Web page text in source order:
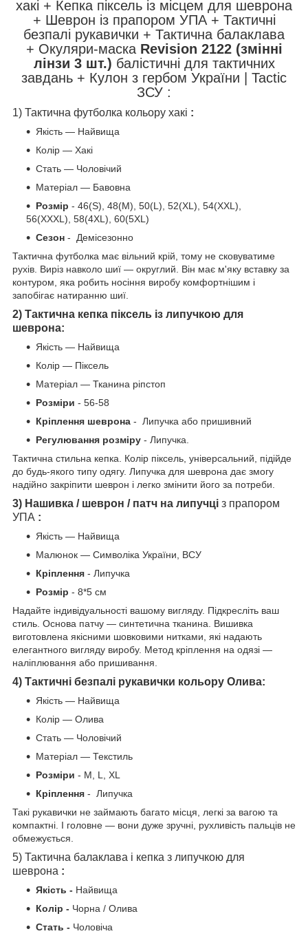
хакі + Кепка піксель із місцем для шеврона
+ Шеврон із прапором УПА + Тактичні
безпалі рукавички + Тактична балаклава
+ Окуляри-маска Revision 2122 (змінні
лінзи 3 шт.) балістичні для тактичних
завдань + Кулон з гербом України
Tactic
ЗСУ :
1) Тактична футболка кольору хакі :
Якість — Найвища
Колір — Хакі
Стать — Чоловічий
Матеріал — Бавовна
Розмір - 46(S), 48(М), 50(L), 52(XL), 54(XXL),
56(XXXL), 58(4XL), 60(5XL)
Сезон - Демісезонно
Тактична футболка має вільний крій, тому не сковуватиме
рухів. Виріз навколо шиї — округлий. Він має м'яку вставку за
контуром, яка робить носіння виробу комфортнішим і
запобігає натиранню шиї.
2) Тактична кепка піксель із липучкою для
шеврона:
Якість — Найвища
Колір — Піксель
Матеріал — Тканина ріпстоп
Розміри - 56-58
Кріплення шеврона - Липучка або пришивний
Регулювання розміру - Липучка.
Тактична стильна кепка. Колір піксель, універсальний, підійде
до будь-якого типу одягу. Липучка для шеврона дає змогу
надійно закріпити шеврон і легко змінити його за потреби.
3) Нашивка / шеврон / патч на липучці з прапором
УПА :
Якість — Найвища
Малюнок — Символіка України, ВСУ
Кріплення - Липучка
Розмір - 8*5 см
Надайте індивідуальності вашому вигляду. Підкресліть ваш
стиль. Основа патчу — синтетична тканина. Вишивка
виготовлена якісними шовковими нитками, які надають
елегантного вигляду виробу. Метод кріплення на одязі —
наліплювання або пришивання.
4) Тактичні безпалі рукавички кольору Олива:
Якість — Найвища
Колір — Олива
Стать — Чоловічий
Матеріал — Текстиль
Розміри - M, L, XL
Кріплення - Липучка
Такі рукавички не займають багато місця, легкі за вагою та
компактні. І головне — вони дуже зручні, рухливість пальців не
обмежується.
5) Тактична балаклава і кепка з липучкою для
шеврона :
Якість - Найвища
Колір - Чорна / Олива
Стать - Чоловіча